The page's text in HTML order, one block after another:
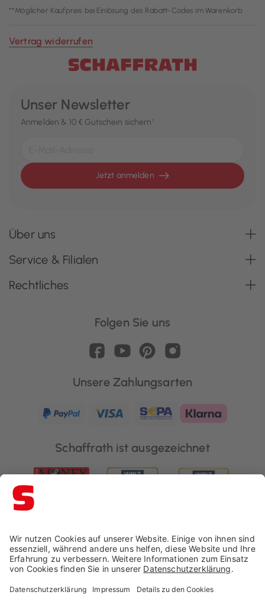
**Möglicher Kaufpreis bei Einlösung des Rabatt-Codes im Warenkorb
Vertrag widerrufen
Unser Newsletter
Anmelden & 10 € Gutschein sichern¹
Jetzt anmelden
Über uns
Service & Filialen
Rechtliches
Folgen Sie uns
Unsere Zahlungsarten
Schaffrath ist ausgezeichnet